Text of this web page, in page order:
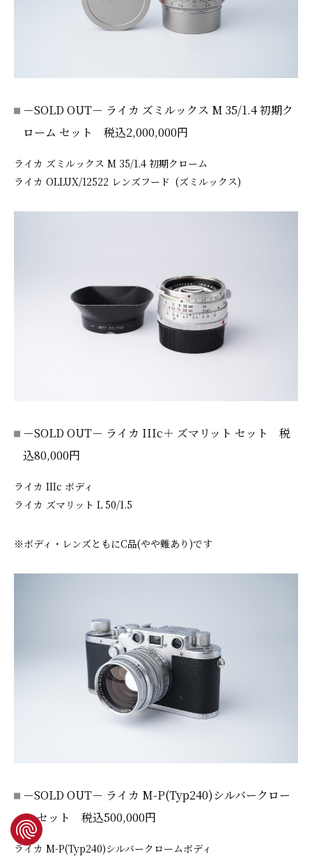
－SOLD OUT－ ライカ ズミルックス M 35/1.4 初期ク
ローム セット 税込2,000,000円
ライカ ズミルックス M 35/1.4 初期クローム
ライカ OLLUX/12522 レンズフード (ズミルックス)
－SOLD OUT－ ライカ IIIc＋ ズマリット セット 税
込80,000円
ライカ IIIc ボディ
ライカ ズマリット L 50/1.5
※ボディ・レンズともにC品(やや難あり)です
－SOLD OUT－ ライカ M-P(Typ240)シルバークロー
ム セット 税込500,000円
ライカ M-P(Typ240)シルバークロームボディ